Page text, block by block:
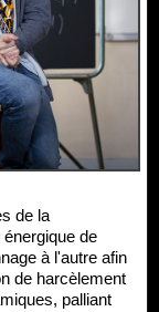
de
à l'autre afin
de harcèlement
palliant